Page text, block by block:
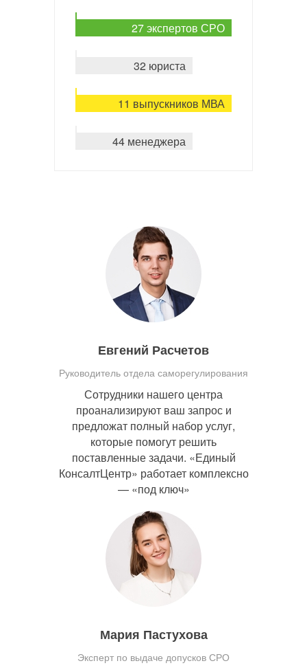
27 экспертов СРО
32 юриста
11 выпускников МВА
44 менеджера
Евгений Расчетов
Руководитель отдела саморегулирования
Сотрудники нашего центра
проанализируют ваш запрос и
предложат полный набор услуг,
которые помогут решить
поставленные задачи. «Единый
КонсалтЦентр» работает комплексно
— «под ключ»
Мария Пастухова
Эксперт по выдаче допусков СРО